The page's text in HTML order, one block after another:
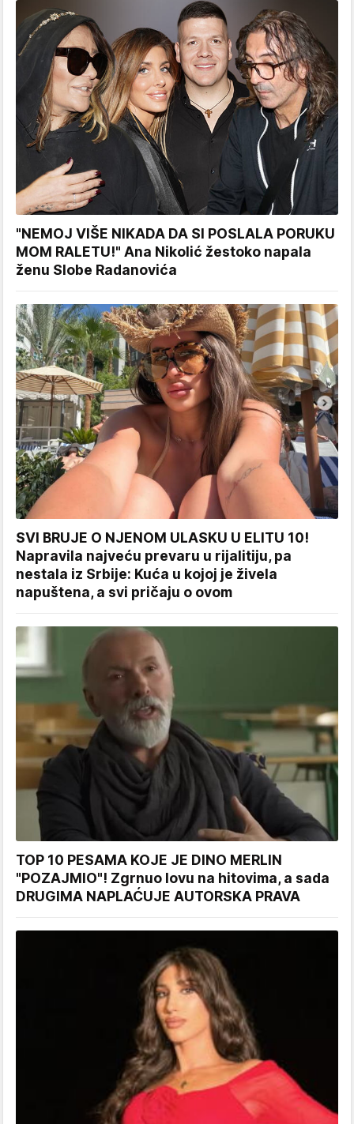
"NEMOJ VIŠE NIKADA DA SI POSLALA PORUKU
MOM RALETU!" Ana Nikolić žestoko napala
ženu Slobe Radanovića
SVI BRUJE O NJENOM ULASKU U ELITU 10!
Napravila najveću prevaru u rijalitiju, pa
nestala iz Srbije: Kuća u kojoj je živela
napuštena, a svi pričaju o ovom
TOP 10 PESAMA KOJE JE DINO MERLIN
"POZAJMIO"! Zgrnuo lovu na hitovima, a sada
DRUGIMA NAPLAĆUJE AUTORSKA PRAVA